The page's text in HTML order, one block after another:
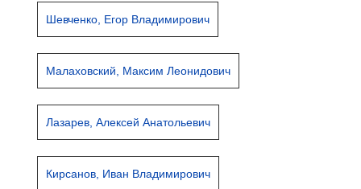
Шевченко, Егор Владимирович
Малаховский, Максим Леонидович
Лазарев, Алексей Анатольевич
Кирсанов, Иван Владимирович